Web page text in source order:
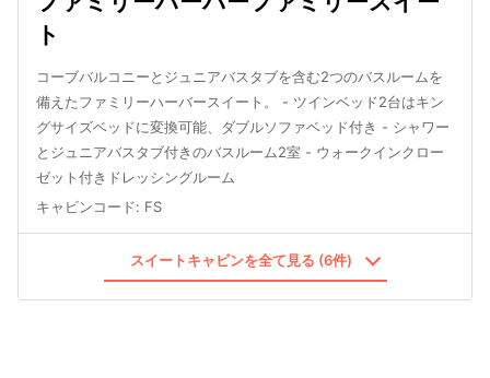
ト
コーブバルコニーとジュニアバスタブを含む2つのバスルームを
備えたファミリーハーバースイート。 - ツインベッド2台はキン
グサイズベッドに変換可能、ダブルソファベッド付き - シャワー
とジュニアバスタブ付きのバスルーム2室 - ウォークインクロー
ゼット付きドレッシングルーム
キャビンコード: FS
スイートキャビンを全て見る (6件)